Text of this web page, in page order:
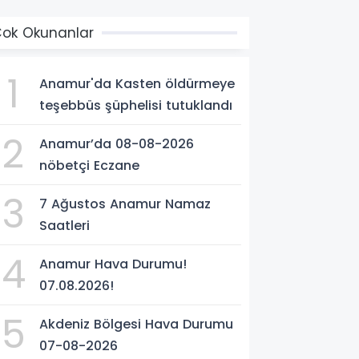
Okunanlar
1
Anamur'da Kasten öldürmeye
teşebbüs şüphelisi tutuklandı
2
Anamur’da 08-08-2026
nöbetçi Eczane
3
7 Ağustos Anamur Namaz
Saatleri
4
Anamur Hava Durumu!
07.08.2026!
5
Akdeniz Bölgesi Hava Durumu
07-08-2026